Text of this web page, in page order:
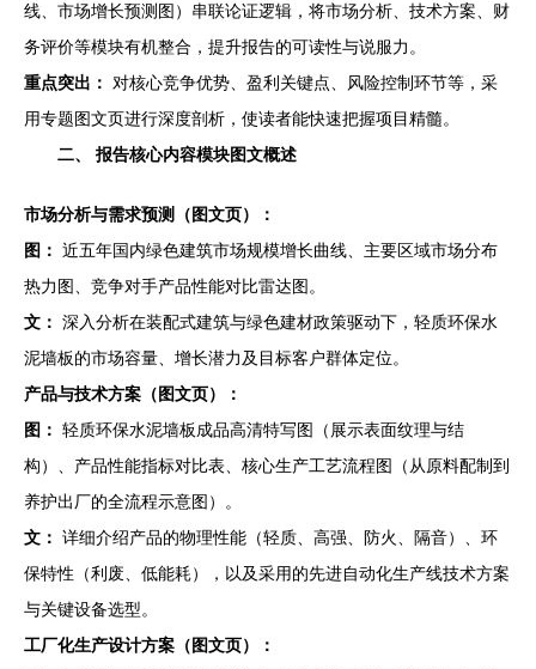
线、市场增长预测图）串联论证逻辑，将市场分析、技术方案、财
务评价等模块有机整合，提升报告的可读性与说服力。
重点突出：
对核心竞争优势、盈利关键点、风险控制环节等，采
用专题图文页进行深度剖析，使读者能快速把握项目精髓。
二、 报告核心内容模块图文概述
市场分析与需求预测（图文页）：
图： 近五年国内绿色建筑市场规模增长曲线、主要区域市场分布
热力图、竞争对手产品性能对比雷达图。
文： 深入分析在装配式建筑与绿色建材政策驱动下，轻质环保水
泥墙板的市场容量、增长潜力及目标客户群体定位。
产品与技术方案（图文页）：
图： 轻质环保水泥墙板成品高清特写图（展示表面纹理与结
构）、产品性能指标对比表、核心生产工艺流程图（从原料配制到
养护出厂的全流程示意图）。
文： 详细介绍产品的物理性能（轻质、高强、防火、隔音）、环
保特性（利废、低能耗），以及采用的先进自动化生产线技术方案
与关键设备选型。
工厂化生产设计方案（图文页）：